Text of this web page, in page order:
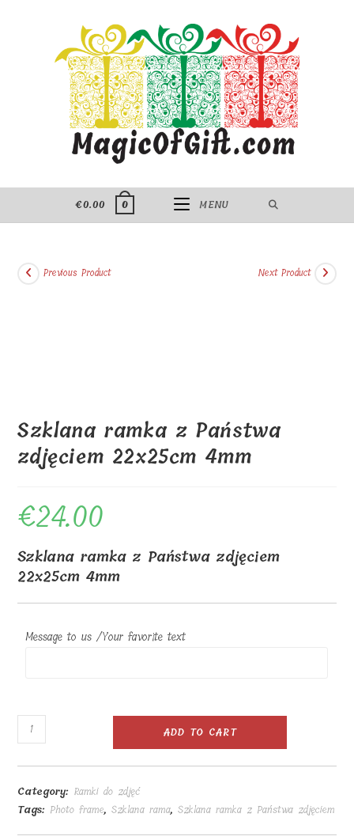
€0.00 0 MENU
Previous Product Next Product
Szklana ramka z Państwa
zdjęciem 22x25cm 4mm
€24.00
Szklana ramka z Państwa zdjęciem
22x25cm 4mm
Message to us /Your favorite text
Szklana
ramka
z
Państwa
zdjęciem
ADD TO CART
Category: Ramki do zdjęć
Tags: Photo frame,Szklana rama,Szklana ramka z Państwa zdjęciem